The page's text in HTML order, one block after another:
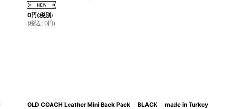
0円(税別)
(税込 : 0円)
OLD COACH Leather Mini Back Pack BLACK made in Turkey